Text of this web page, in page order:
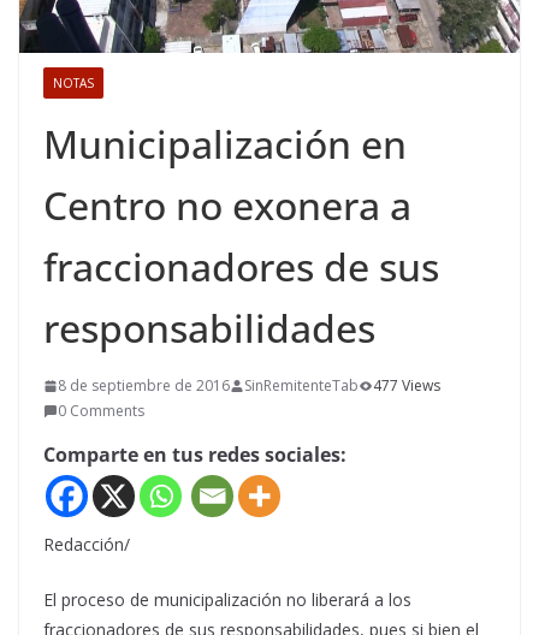
NOTAS
Municipalización en
Centro no exonera a
fraccionadores de sus
responsabilidades
8 de septiembre de 2016 SinRemitenteTab
477 Views
0 Comments
Comparte en tus redes sociales:
Redacción/
El proceso de municipalización no liberará a los
fraccionadores de sus responsabilidades, pues si bien el